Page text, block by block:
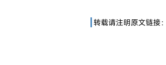
转载请注明原文链接：